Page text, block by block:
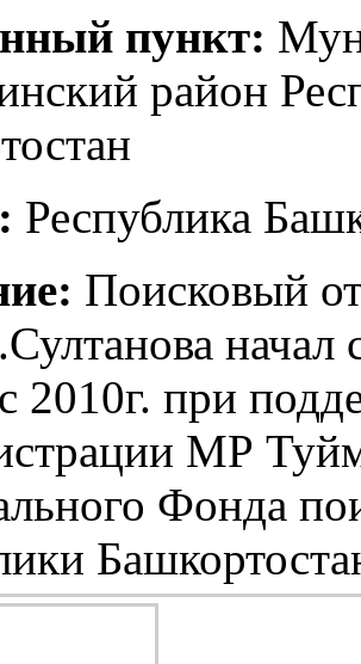
пункт:
район
Республика
Поисковый
начал
2010г. при
МР
Фонда